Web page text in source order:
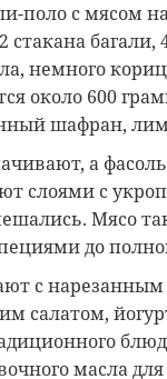
поло с мясом
стакана
немного
около 600
шафран,
а
слоями с
Мясо
до
с
салатом,
масла